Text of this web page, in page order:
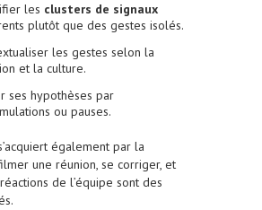
les clusters de signaux
plutôt que des gestes isolés.
les gestes selon la
et la culture.
ses hypothèses par
ou pauses.
également par la
une réunion, se corriger, et
de l’équipe sont des